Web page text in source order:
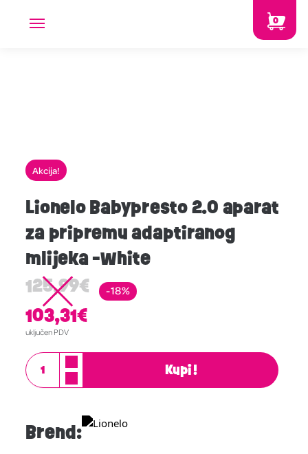
0
Akcija!
Lionelo Babypresto 2.0 aparat
za pripremu adaptiranog
mlijeka -White
125,99€
103,31€
uključen PDV
-18%
Kupi!
Brend: